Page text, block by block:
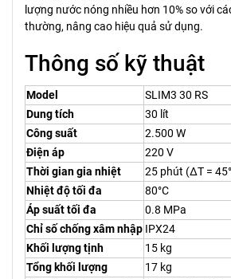
lượng nước nóng nhiều hơn 10% so với
thường, nâng cao hiệu quả sử dụng.
Thông số kỹ thuật
Model
SLIM3 30 RS
Dung tích
30 lít
Công suất
2.500 W
Điện áp
220 V
Thời gian gia nhiệt
25 phút (ΔT =
Nhiệt độ tối đa
80°C
Áp suất tối đa
0.8 MPa
Chỉ số chống xâm nhập IPX24
Khối lượng tịnh
15 kg
Tổng khối lượng
17 kg